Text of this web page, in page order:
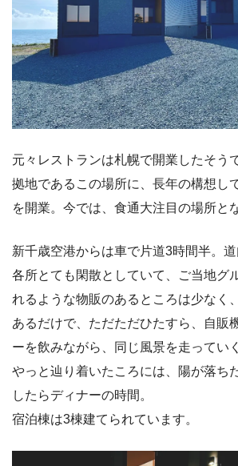
元々レストランは札幌で開業したそう
拠地であるこの場所に、長年の構想し
を開業。今では、食通大注目の場所と
新千歳空港からは車で片道3時間半。道
各所とても閑散としていて、ご当地グ
れるような物販のあるところは少なく
あるだけで、ただただひたすら、自販
ーを飲みながら、同じ風景を走ってい
やっと辿り着いたころには、陽が落ち
したらディナーの時間。
宿泊棟は3棟建てられています。